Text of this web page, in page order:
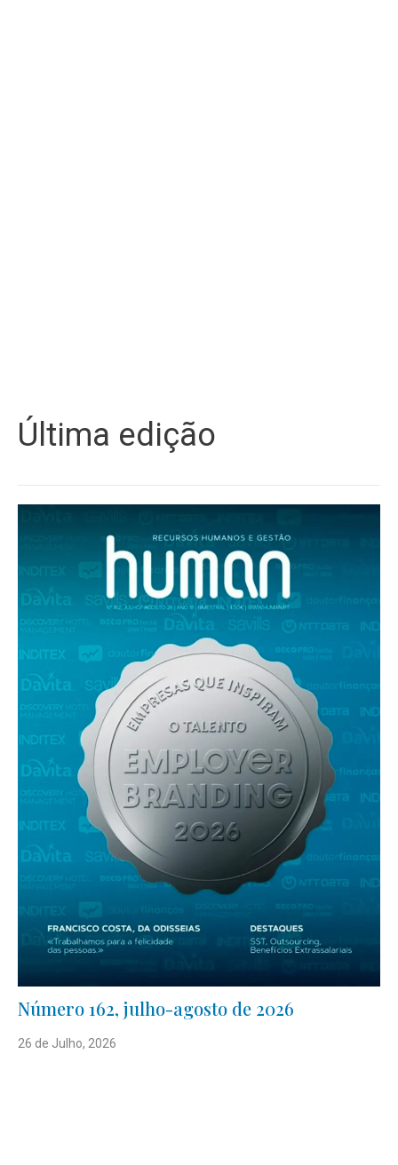
Última edição
Número 162, julho-agosto de 2026
26 de Julho, 2026